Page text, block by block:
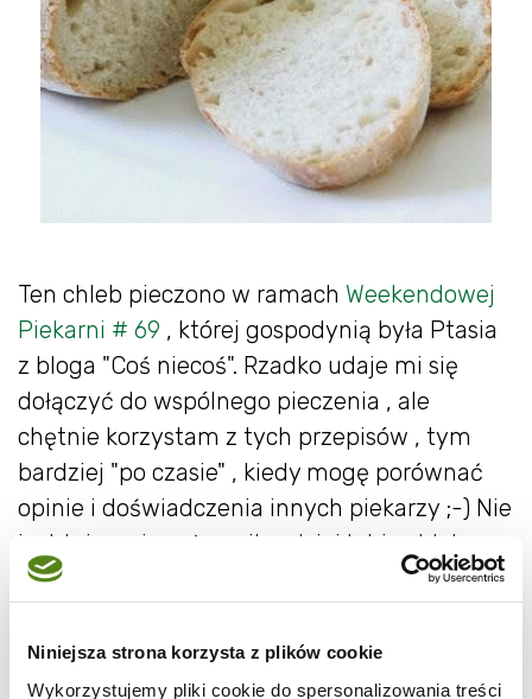
Niniejsza strona korzysta z plików cookie
Wykorzystujemy pliki cookie do spersonalizowania treści
Ten chleb pieczono w ramach Weekendowej
Piekarni # 69 , której gospodynią była Ptasia
z bloga "Coś niecoś". Rzadko udaje mi się
dołączyć do wspólnego pieczenia , ale
chętnie korzystam z tych przepisów , tym
bardziej "po czasie" , kiedy mogę porównać
opinie i doświadczenia innych piekarzy ;-) Nie
jest tajemnicą , że najbardziej lubię chleby na
zakwasie , czasami jednak sięgam też po
jeśli mają w sobie to "coś" (niecoś ;-) Tak jak
ten oto chleb wiejski , który dzięki długiemu